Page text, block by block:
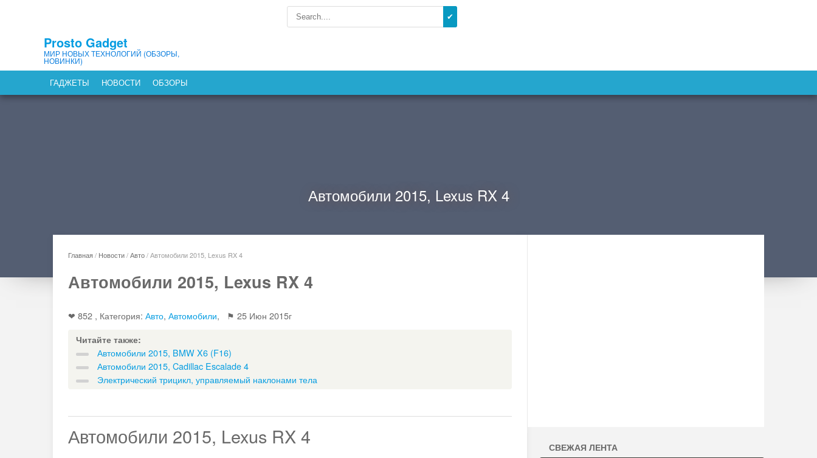
Prosto Gadget
МИР НОВЫХ ТЕХНОЛОГИЙ (ОБЗОРЫ,
НОВИНКИ)
✔
ГАДЖЕТЫ НОВОСТИ ОБЗОРЫ
Автомобили 2015, Lexus RX 4
Главная/ Новости/Авто/Автомобили 2015, Lexus RX 4
Автомобили 2015, Lexus RX 4
❤ 852 , Категория: Авто, Автомобили, ⚑ 25 Июн 2015г
Читайте также:
Автомобили 2015, BMW X6 (F16)
Автомобили 2015, Cadillac Escalade 4
Электрический трицикл, управляемый наклонами тела
Автомобили 2015, Lexus RX 4 СВЕЖАЯ ЛЕНТА